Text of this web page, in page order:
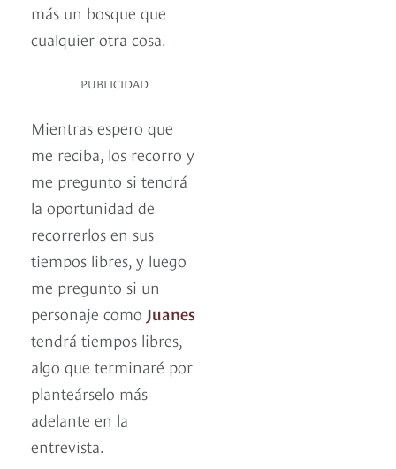
más un bosque que
cualquier otra cosa.
PUBLICIDAD
Mientras espero que
me reciba, los recorro y
me pregunto si tendrá
la oportunidad de
recorrerlos en sus
tiempos libres, y luego
me pregunto si un
personaje como Juanes
tendrá tiempos libres,
algo que terminaré por
planteárselo más
adelante en la
entrevista.